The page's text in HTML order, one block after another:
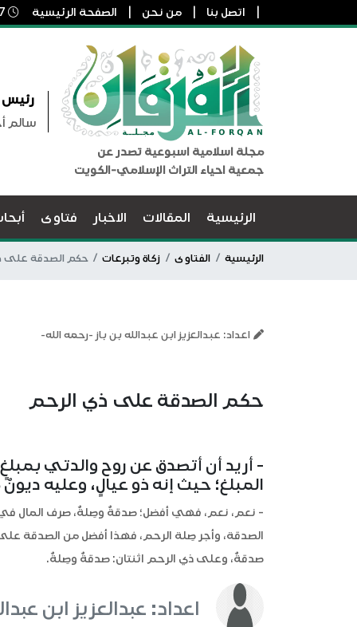
اتصل بنا من نحن الصفحة الرئيسية
مجلة اسلامية اسبوعية تصدر عن
جمعية احياء التراث الإسلامي-الكويت
رئيس
سالم
الرئيسية المقالات الاخبار فتاوى
الرئيسية الفتاوى زكاة وتبرعات حكم الصدقة على
اعداد: عبدالعزيز ابن عبدالله بن باز -رحمه الله-
حكم الصدقة على ذي الرحم
- أريد أن أتصدق عن روح والدتي
المبلغ؛ حيث إنه ذو عيالٍ، وعليه ديونٌ
- نعم، نعم، فهي أفضل؛ صدقةٌ وصِلةٌ، صرف المال في
الصدقة، وأجر صِلة الرحم، فهذا أفضل من الصدقة
صدقةٌ، وعلى ذي الرحم اثنتان: صدقةٌ وصِلةٌ.
اعداد: عبدالعزيز ابن